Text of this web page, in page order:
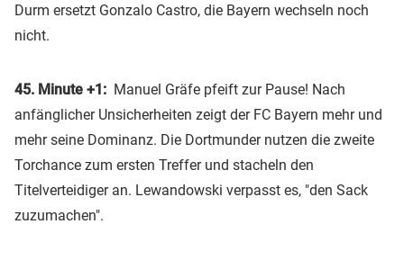
Durm ersetzt Gonzalo Castro, die Bayern wechseln noch
nicht.
45. Minute +1: Manuel Gräfe pfeift zur Pause! Nach
anfänglicher Unsicherheiten zeigt der FC Bayern mehr und
mehr seine Dominanz. Die Dortmunder nutzen die zweite
Torchance zum ersten Treffer und stacheln den
Titelverteidiger an. Lewandowski verpasst es, "den Sack
zuzumachen".